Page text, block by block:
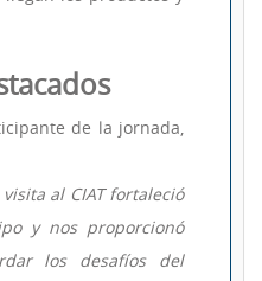
de la jornada,
al CIAT fortaleció
y nos proporcionó
los desafíos del